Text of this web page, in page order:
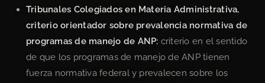
Tribunales Colegiados en Materia Administrativa,
criterio orientador sobre prevalencia normativa de
programas de manejo de ANP: criterio en el sentido
de que los programas de manejo de ANP tienen
fuerza normativa federal y prevalecen sobre los